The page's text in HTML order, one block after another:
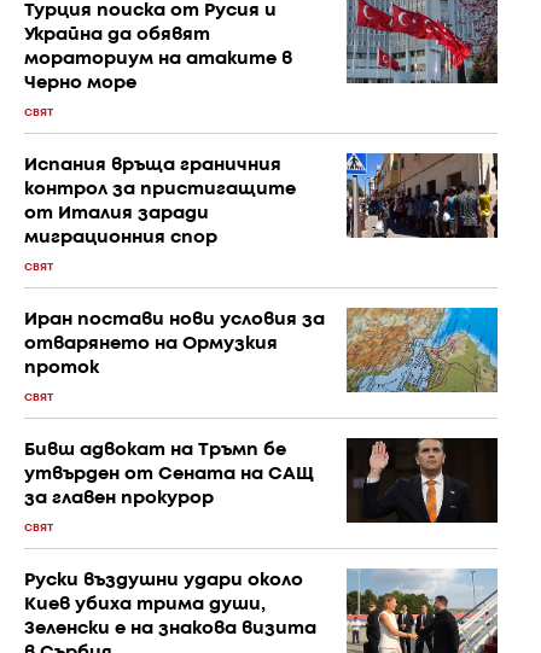
Турция поиска от Русия и
Украйна да обявят
мораториум на атаките в
Черно море
СВЯТ
Испания връща граничния
контрол за пристигащите
от Италия заради
миграционния спор
СВЯТ
Иран постави нови условия за
отварянето на Ормузкия
проток
СВЯТ
Бивш адвокат на Тръмп бе
утвърден от Сената на САЩ
за главен прокурор
СВЯТ
Руски въздушни удари около
Киев убиха трима души,
Зеленски е на знакова визита